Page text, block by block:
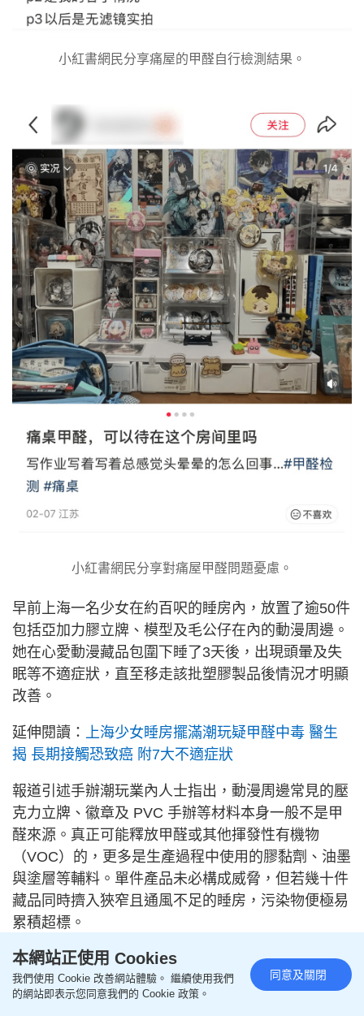
小紅書網民分享痛屋的甲醛自行檢測結果。
小紅書網民分享對痛屋甲醛問題憂慮。
早前上海一名少女在約百呎的睡房內，放置了逾50件
包括亞加力膠立牌、模型及毛公仔在內的動漫周邊。
她在心愛動漫藏品包圍下睡了3天後，出現頭暈及失
眠等不適症狀，直至移走該批塑膠製品後情況才明顯
改善。
延伸閱讀： 上海少女睡房擺滿潮玩疑甲醛中毒 醫生
揭 長期接觸恐致癌 附7大不適症狀
報道引述手辦潮玩業內人士指出，動漫周邊常見的壓
克力立牌、徽章及 PVC 手辦等材料本身一般不是甲
醛來源。真正可能釋放甲醛或其他揮發性有機物
（VOC）的，更多是生產過程中使用的膠黏劑、油墨
與塗層等輔料。單件產品未必構成威脅，但若幾十件
藏品同時擠入狹窄且通風不足的睡房，污染物便極易
累積超標。
本網站正使用 Cookies
我們使用 Cookie 改善網站體驗。 繼續使用我們
的網站即表示您同意我們的 Cookie 政策。
同意及關閉